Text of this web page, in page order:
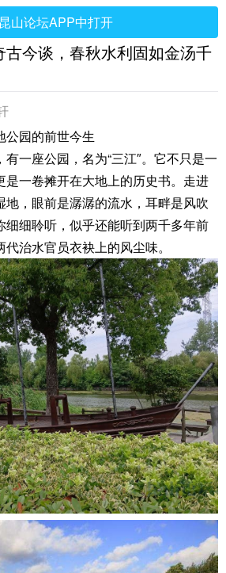
山论坛APP中打开
古今谈，春秋水利固如金汤千
公园的前世今生
一座公园，名为“三江″。它不只是一
是一卷摊开在大地上的历史书。走进
地，眼前是潺潺的流水，耳畔是风吹
细细聆听，似乎还能听到两千多年前
治水官员衣袂上的风尘味。